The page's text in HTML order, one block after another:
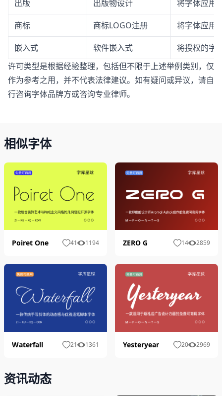
出版 出版物设计 将字体应用
商标 商标LOGO注册 将字体应用
嵌入式 软件嵌入式
将授权的字
许可类型是根据经验整理，包括但不限于上述举例类别，仅
作为参考之用，并不代表法律建议。如有疑问或异议，请自
行咨询字体品牌方或咨询专业律师。
相似字体
Poiret One 41 1194 ZERO G 14 2859
Waterfall 21 1361 Yesteryear 20 2969
资讯动态